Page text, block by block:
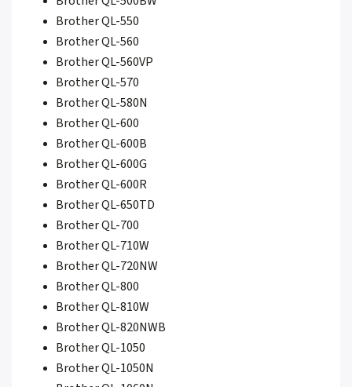
Brother QL-550
Brother QL-560
Brother QL-560VP
Brother QL-570
Brother QL-580N
Brother QL-600
Brother QL-600B
Brother QL-600G
Brother QL-600R
Brother QL-650TD
Brother QL-700
Brother QL-710W
Brother QL-720NW
Brother QL-800
Brother QL-810W
Brother QL-820NWB
Brother QL-1050
Brother QL-1050N